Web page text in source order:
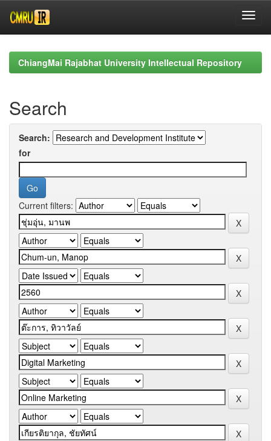
navigationChiangMai Rajabhat University Intellectual Repository
Search
Search:
for
Current filters: